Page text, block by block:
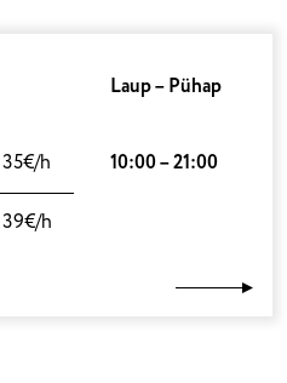
35€/h
39€/h
Laup – Pühap
10:00 – 21:00